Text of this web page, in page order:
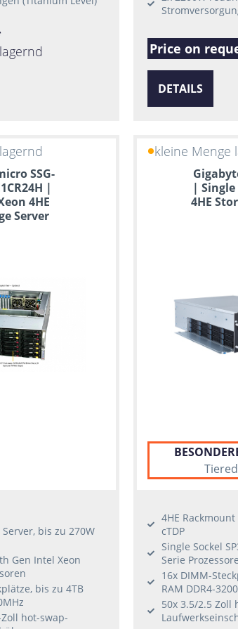
Price on
DETAILS
SSG-
|
4HE
Server
bis zu 270W
Gen Intel Xeon
bis zu 4TB
hot-swap-
kleine Menge
| Single
4HE
4HE
cTDP
Single Sockel
Serie
16x DIMM-
RAM DDR4-
50x 3.5/2.5 Zoll